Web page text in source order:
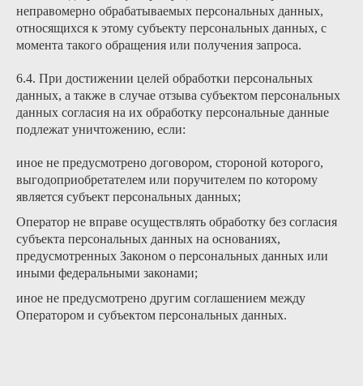
неправомерно обрабатываемых персональных данных,
относящихся к этому субъекту персональных данных, с
момента такого обращения или получения запроса.
6.4. При достижении целей обработки персональных
данных, а также в случае отзыва субъектом персональных
данных согласия на их обработку персональные данные
подлежат уничтожению, если:
иное не предусмотрено договором, стороной которого,
выгодоприобретателем или поручителем по которому
является субъект персональных данных;
Оператор не вправе осуществлять обработку без согласия
субъекта персональных данных на основаниях,
предусмотренных Законом о персональных данных или
иными федеральными законами;
иное не предусмотрено другим соглашением между
Оператором и субъектом персональных данных.